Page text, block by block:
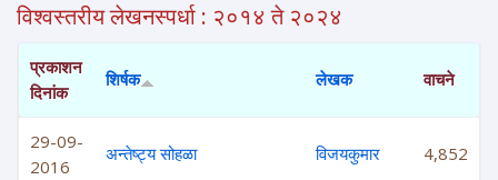
विश्वस्तरीय लेखनस्पर्धा : २०१४ ते २०२४
प्रकाशन
दिनांक
शिर्षक लेखक वाचने
29-09-
2016
अन्तेष्ट्य सोहळा विजयकुमार 4,852